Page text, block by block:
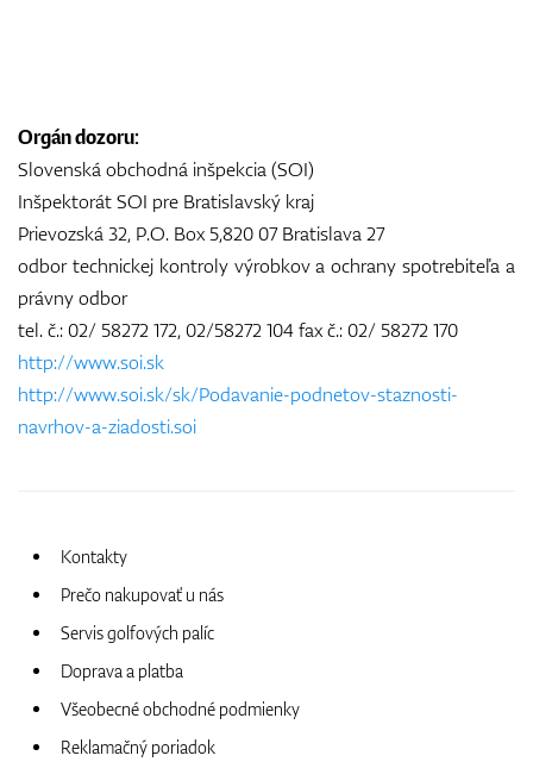
Orgán dozoru:
Slovenská obchodná inšpekcia (SOI)
Inšpektorát SOI pre Bratislavský kraj
Prievozská 32, P.O. Box 5,820 07 Bratislava 27
odbor technickej kontroly výrobkov a ochrany spotrebiteľa a
právny odbor
tel. č.: 02/ 58272 172, 02/58272 104 fax č.: 02/ 58272 170
http://www.soi.sk
http://www.soi.sk/sk/Podavanie-podnetov-staznosti-
navrhov-a-ziadosti.soi
Kontakty
Prečo nakupovať u nás
Servis golfových palíc
Doprava a platba
Všeobecné obchodné podmienky
Reklamačný poriadok